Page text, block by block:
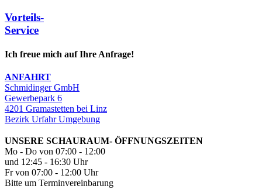
Vorteils-
Service
Ich freue mich auf Ihre Anfrage!
ANFAHRT
Schmidinger GmbH
Gewerbepark 6
4201 Gramastetten bei Linz
Bezirk Urfahr Umgebung
UNSERE SCHAURAUM- ÖFFNUNGSZEITEN
Mo - Do von 07:00 - 12:00
und 12:45 - 16:30 Uhr
Fr von 07:00 - 12:00 Uhr
Bitte um Terminvereinbarung